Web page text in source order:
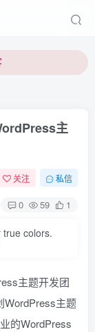
主
关注 私信
0 59 1
colors.
主题开发团
WordPress主题
的WordPress